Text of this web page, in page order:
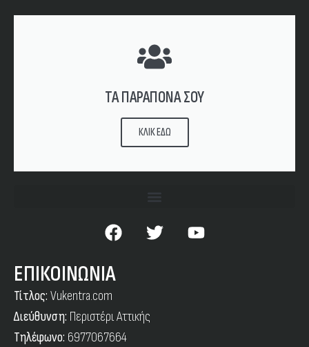
ΤΑ ΠΑΡΑΠΟΝΑ ΣΟΥ
ΚΛΙΚ ΕΔΩ
ΕΠΙΚΟΙΝΩΝΙΑ
Τίτλος: Vukentra.com
Διεύθυνση: Περιστέρι Αττικής
Τηλέφωνο: 6977067664